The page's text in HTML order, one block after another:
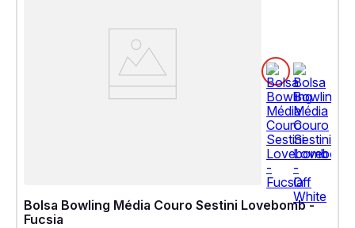
Bolsa Bowling Média Couro Sestini Lovebomb -
Fucsia